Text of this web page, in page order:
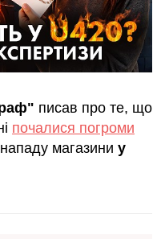
писав про те, що
почалися погроми
магазини у